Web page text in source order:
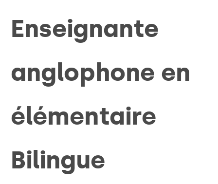
Enseignante
anglophone en
élémentaire
Bilingue